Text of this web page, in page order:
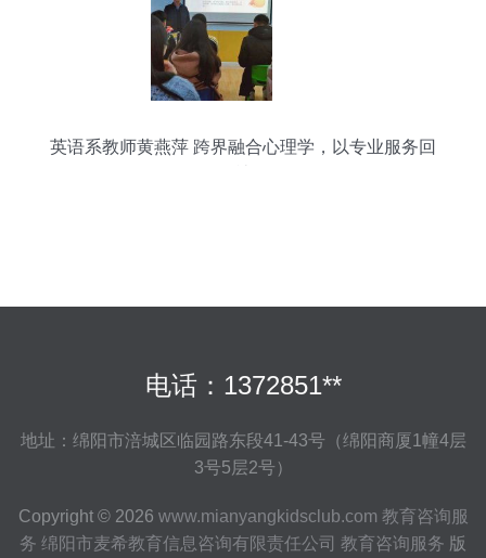
英语系教师黄燕萍 跨界融合心理学，以专业服务回
电话：1372851**
地址：绵阳市涪城区临园路东段41-43号（绵阳商厦1幢4层
3号5层2号）
Copyright © 2026 www.mianyangkidsclub.com 教育咨询服
务 绵阳市麦希教育信息咨询有限责任公司 教育咨询服务 版